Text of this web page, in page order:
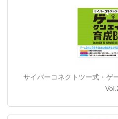
サイバーコネクトツー式・ゲ